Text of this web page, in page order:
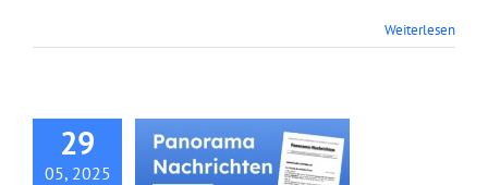
Weiterlesen
29
05, 2025